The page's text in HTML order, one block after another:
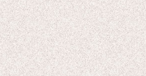
絞り込む